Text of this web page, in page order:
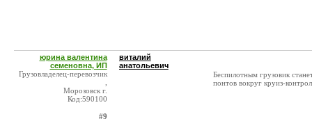
юрина валентина
семеновна, ИП
Грузовладелец-перевозчик
Морозовск г.
Код:590100
#9
виталий
анатольевич
Беспилотным грузовик
понтов вокруг круиз-